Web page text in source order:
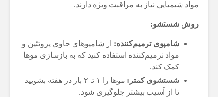
مواد شیمیایی نیاز به مراقبت ویژه دارند.
روش شستشو:
شامپوی ترمیم‌کننده: از شامپوهای حاوی پروتئین و
مواد ترمیم‌کننده استفاده کنید که به بازسازی موها
کمک کند.
شستشوی کمتر:
موها را ۱ تا ۲ بار در هفته بشویید
تا از آسیب بیشتر جلوگیری شود.